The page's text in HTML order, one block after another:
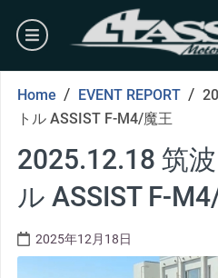
content
burger
Home / EVENT REPORT /
トル ASSIST F-M4/魔王
2025.12.18 筑
ル ASSIST F-
2025年12月18日